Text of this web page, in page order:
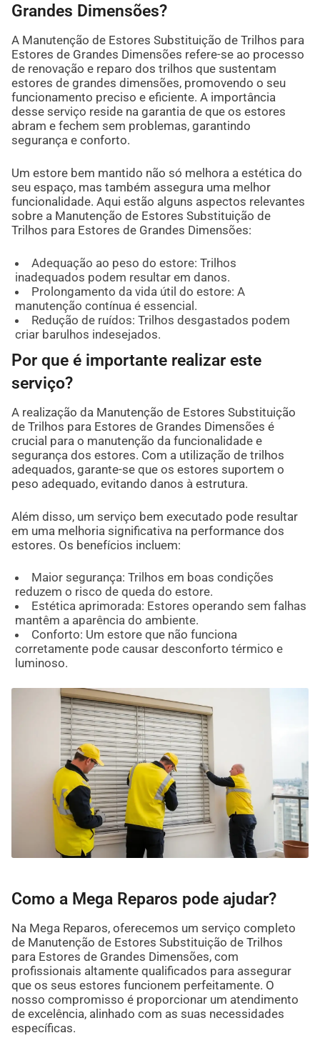
Grandes Dimensões?
A Manutenção de Estores Substituição de Trilhos para
Estores de Grandes Dimensões refere-se ao processo
de renovação e reparo dos trilhos que sustentam
estores de grandes dimensões, promovendo o seu
funcionamento preciso e eficiente. A importância
desse serviço reside na garantia de que os estores
abram e fechem sem problemas, garantindo
segurança e conforto.
Um estore bem mantido não só melhora a estética do
seu espaço, mas também assegura uma melhor
funcionalidade. Aqui estão alguns aspectos relevantes
sobre a Manutenção de Estores Substituição de
Trilhos para Estores de Grandes Dimensões:
Adequação ao peso do estore: Trilhos
inadequados podem resultar em danos.
Prolongamento da vida útil do estore: A
manutenção contínua é essencial.
Redução de ruídos: Trilhos desgastados podem
criar barulhos indesejados.
Por que é importante realizar este
serviço?
A realização da Manutenção de Estores Substituição
de Trilhos para Estores de Grandes Dimensões é
crucial para o manutenção da funcionalidade e
segurança dos estores. Com a utilização de trilhos
adequados, garante-se que os estores suportem o
peso adequado, evitando danos à estrutura.
Além disso, um serviço bem executado pode resultar
em uma melhoria significativa na performance dos
estores. Os benefícios incluem:
Maior segurança: Trilhos em boas condições
reduzem o risco de queda do estore.
Estética aprimorada: Estores operando sem falhas
mantêm a aparência do ambiente.
Conforto: Um estore que não funciona
corretamente pode causar desconforto térmico e
luminoso.
Como a Mega Reparos pode ajudar?
Na Mega Reparos, oferecemos um serviço completo
de Manutenção de Estores Substituição de Trilhos
para Estores de Grandes Dimensões, com
profissionais altamente qualificados para assegurar
que os seus estores funcionem perfeitamente. O
nosso compromisso é proporcionar um atendimento
de excelência, alinhado com as suas necessidades
específicas.